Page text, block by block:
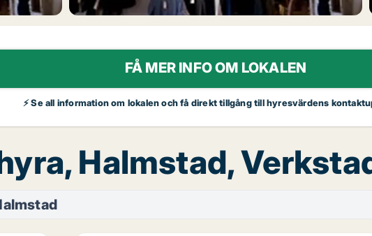
FÅ MER INFO OM LOKALEN
⚡ Se all information om lokalen och få direkt tillgång till hyresvärdens
Halmstad,